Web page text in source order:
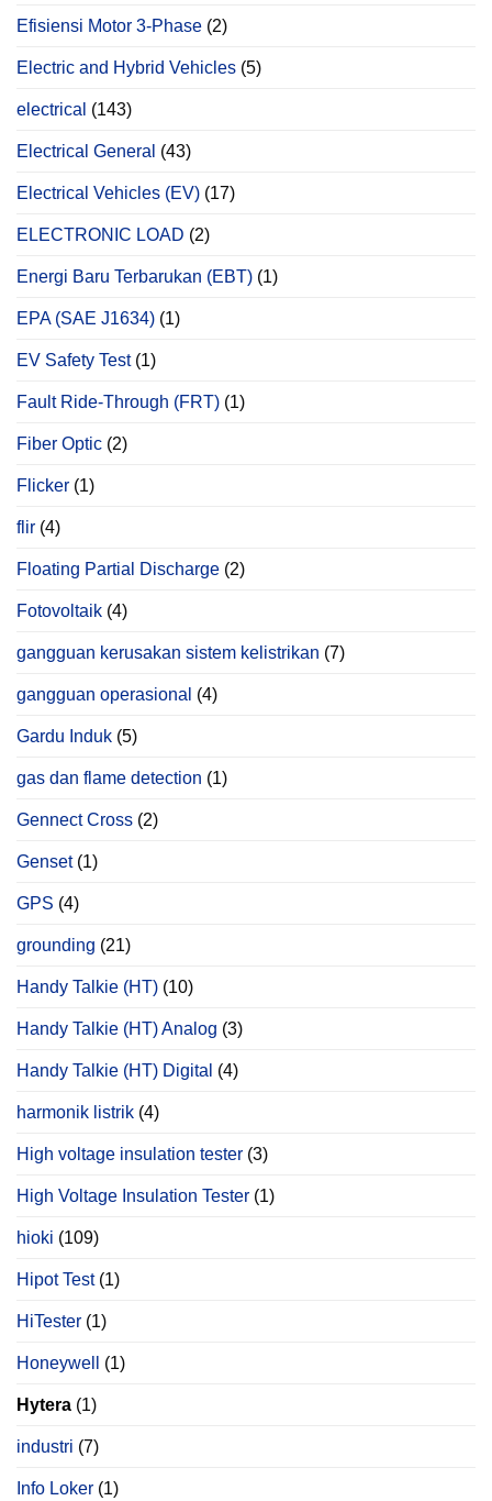
Efisiensi Motor 3-Phase (2)
Electric and Hybrid Vehicles (5)
electrical (143)
Electrical General (43)
Electrical Vehicles (EV) (17)
ELECTRONIC LOAD (2)
Energi Baru Terbarukan (EBT) (1)
EPA (SAE J1634) (1)
EV Safety Test(1)
Fault Ride-Through (FRT) (1)
Fiber Optic (2)
Flicker (1)
flir (4)
Floating Partial Discharge (2)
Fotovoltaik (4)
gangguan kerusakan sistem kelistrikan (7)
gangguan operasional (4)
Gardu Induk (5)
gas dan flame detection (1)
Gennect Cross (2)
Genset(1)
GPS (4)
grounding (21)
Handy Talkie (HT) (10)
Handy Talkie (HT) Analog (3)
Handy Talkie (HT) Digital (4)
harmonik listrik (4)
High voltage insulation tester (3)
High Voltage Insulation Tester (1)
hioki (109)
Hipot Test(1)
HiTester (1)
Honeywell (1)
Hytera (1)
industri (7)
Info Loker (1)